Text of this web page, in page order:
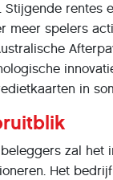
Stijgende rentes
meer spelers
in
zal het
Het